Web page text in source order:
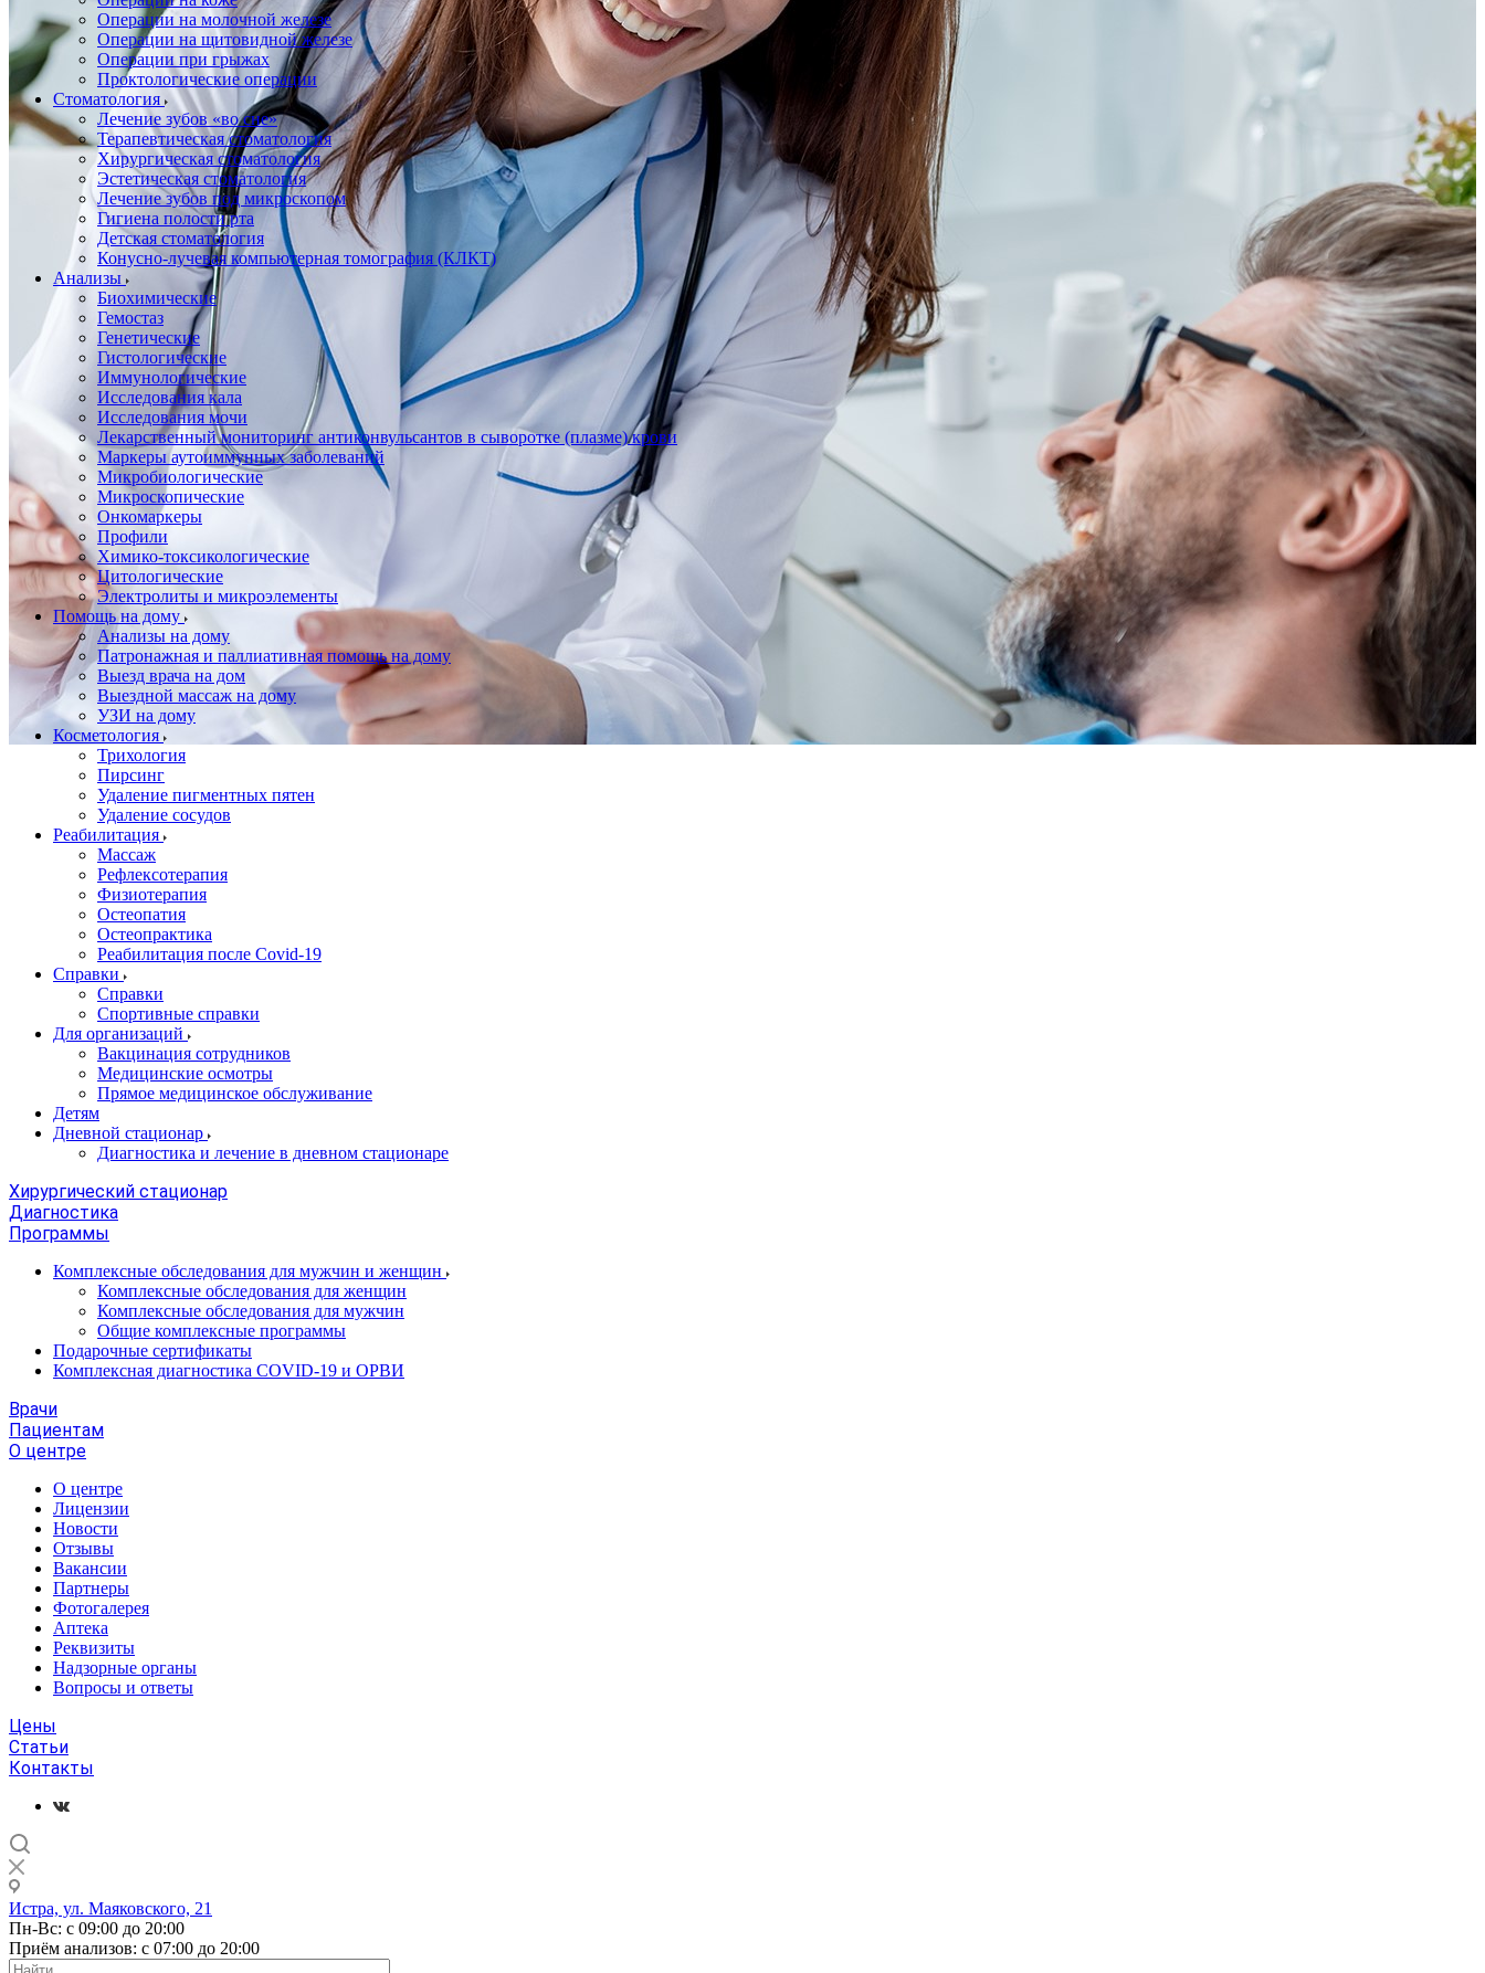
Операции на молочной железе
Операции на щитовидной железе
Операции при грыжах
Проктологические операции
Стоматология
Лечение зубов «во сне»
Терапевтическая стоматология
Хирургическая стоматология
Эстетическая стоматология
Лечение зубов под микроскопом
Гигиена полости рта
Детская стоматология
Конусно-лучевая компьютерная томография (КЛКТ)
Анализы
Биохимические
Гемостаз
Генетические
Гистологические
Иммунологические
Исследования кала
Исследования мочи
Лекарственный мониторинг антиконвульсантов в сыворотке (плазме) крови
Маркеры аутоиммунных заболеваний
Микробиологические
Микроскопические
Онкомаркеры
Профили
Химико-токсикологические
Цитологические
Электролиты и микроэлементы
Помощь на дому
Анализы на дому
Патронажная и паллиативная помощь на дому
Выезд врача на дом
Выездной массаж на дому
УЗИ на дому
Косметология
Трихология
Пирсинг
Удаление пигментных пятен
Удаление сосудов
Реабилитация
Массаж
Рефлексотерапия
Физиотерапия
Остеопатия
Остеопрактика
Реабилитация после Covid-19
Справки
Справки
Спортивные справки
Для организаций
Вакцинация сотрудников
Медицинские осмотры
Прямое медицинское обслуживание
Детям
Дневной стационар
Диагностика и лечение в дневном стационаре
Хирургический стационар
Диагностика
Программы
Комплексные обследования для мужчин и женщин
Комплексные обследования для женщин
Комплексные обследования для мужчин
Общие комплексные программы
Подарочные сертификаты
Комплексная диагностика COVID-19 и ОРВИ
Врачи
Пациентам
О центре
О центре
Лицензии
Новости
Отзывы
Вакансии
Партнеры
Фотогалерея
Аптека
Реквизиты
Надзорные органы
Вопросы и ответы
Цены
Статьи
Контакты
Истра, ул. Маяковского, 21
Пн-Вс: с 09:00 до 20:00
Приём анализов: с 07:00 до 20:00